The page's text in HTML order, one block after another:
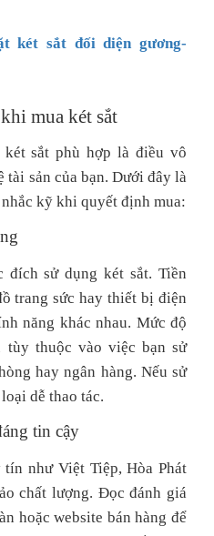
két sắt đối diện gương-
mua két sắt
sắt phù hợp là điều vô
tài sản của bạn. Dưới đây là
kỹ khi quyết định mua:
đích sử dụng két sắt. Tiền
trang sức hay thiết bị điện
năng khác nhau. Mức độ
tùy thuộc vào việc bạn sử
hay ngân hàng. Nếu sử
dễ thao tác.
tin cậy
như Việt Tiệp, Hòa Phát
chất lượng. Đọc đánh giá
hoặc website bán hàng để